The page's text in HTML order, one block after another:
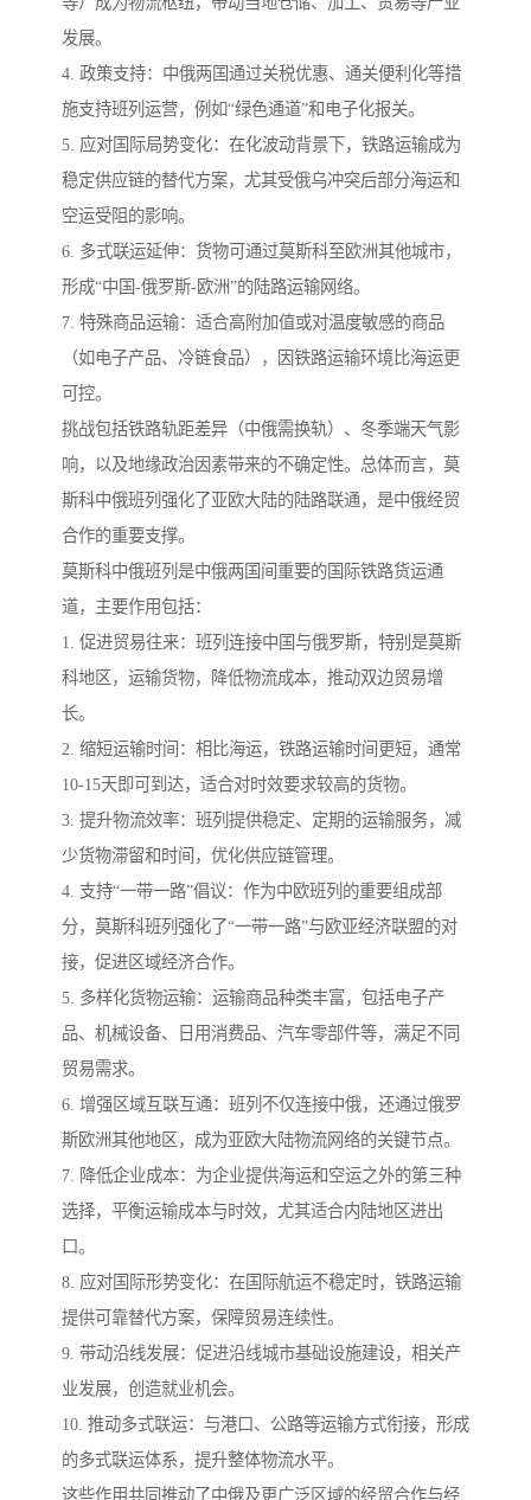
发展。
4. 政策支持：中俄两国通过关税优惠、通关便利化等措
施支持班列运营，例如“绿色通道”和电子化报关。
5. 应对国际局势变化：在化波动背景下，铁路运输成为
稳定供应链的替代方案，尤其受俄乌冲突后部分海运和
空运受阻的影响。
6. 多式联运延伸：货物可通过莫斯科至欧洲其他城市，
形成“中国-俄罗斯-欧洲”的陆路运输网络。
7. 特殊商品运输：适合高附加值或对温度敏感的商品
（如电子产品、冷链食品），因铁路运输环境比海运更
可控。
挑战包括铁路轨距差异（中俄需换轨）、冬季端天气影
响，以及地缘政治因素带来的不确定性。总体而言，莫
斯科中俄班列强化了亚欧大陆的陆路联通，是中俄经贸
合作的重要支撑。
莫斯科中俄班列是中俄两国间重要的国际铁路货运通
道，主要作用包括：
1. 促进贸易往来：班列连接中国与俄罗斯，特别是莫斯
科地区，运输货物，降低物流成本，推动双边贸易增
长。
2. 缩短运输时间：相比海运，铁路运输时间更短，通常
10-15天即可到达，适合对时效要求较高的货物。
3. 提升物流效率：班列提供稳定、定期的运输服务，减
少货物滞留和时间，优化供应链管理。
4. 支持“一带一路”倡议：作为中欧班列的重要组成部
分，莫斯科班列强化了“一带一路”与欧亚经济联盟的对
接，促进区域经济合作。
5. 多样化货物运输：运输商品种类丰富，包括电子产
品、机械设备、日用消费品、汽车零部件等，满足不同
贸易需求。
6. 增强区域互联互通：班列不仅连接中俄，还通过俄罗
斯欧洲其他地区，成为亚欧大陆物流网络的关键节点。
7. 降低企业成本：为企业提供海运和空运之外的第三种
选择，平衡运输成本与时效，尤其适合内陆地区进出
口。
8. 应对国际形势变化：在国际航运不稳定时，铁路运输
提供可靠替代方案，保障贸易连续性。
9. 带动沿线发展：促进沿线城市基础设施建设，相关产
业发展，创造就业机会。
10. 推动多式联运：与港口、公路等运输方式衔接，形成
的多式联运体系，提升整体物流水平。
这些作用共同推动了中俄及更广泛区域的经贸合作与经